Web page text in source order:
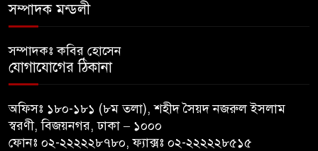
৮
মধ্যপ্রাচ্যে যুক্তরাষ্ট্র-ইরান
পাল্টাপাল্টি হামলা অব্যাহত,
উত্তেজনা আরও তীব্র
৯
সম্পাদক মন্ডলী
সম্পাদকঃ কবির হোসেন
যোগাযোগের ঠিকানা
অফিসঃ ১৮০-১৮১ (৮ম তলা), শহীদ সৈয়দ নজরুল ইসলাম
স্বরণী, বিজয়নগর, ঢাকা – ১০০০
ফোনঃ ০২-২২২২২৮৭৮০, ফ্যাক্সঃ ০২-২২২২২৮৫১৫